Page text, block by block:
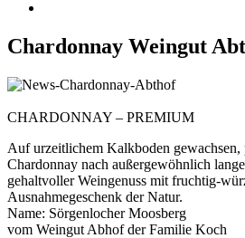
Chardonnay Weingut
CHARDONNAY – PREMIUM
Auf urzeitlichem Kalkboden gewachsen,
Chardonnay nach außergewöhnlich
gehaltvoller Weingenuss mit fruchtig-
Ausnahmegeschenk der Natur.
Name: Sörgenlocher Moosberg
vom Weingut Abhof der Familie Koch